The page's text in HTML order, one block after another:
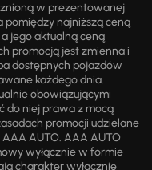
w prezentowanej
pomiędzy najniższą ceną
jego aktualną ceną
promocją jest zmienna i
dostępnych pojazdów
każdego dnia.
obowiązującymi
do niej prawa z mocą
promocji udzielane
AUTO. AAA AUTO
wyłącznie w formie
charakter wyłącznie